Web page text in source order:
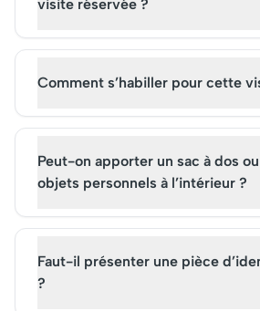
visite réservée ?
Comment s’habiller pour cette
Peut-on apporter un sac à dos ou
objets personnels à l’intérieur ?
Faut-il présenter une pièce
?